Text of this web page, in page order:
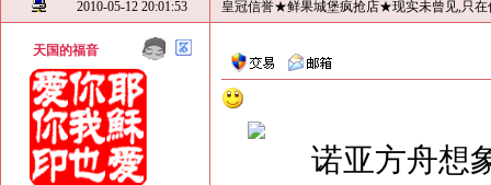
2010-05-12 20:01:53 皇冠信誉★鲜果城堡疯抢店★现实未曾见,只在
天国的福音
诺亚方舟想象